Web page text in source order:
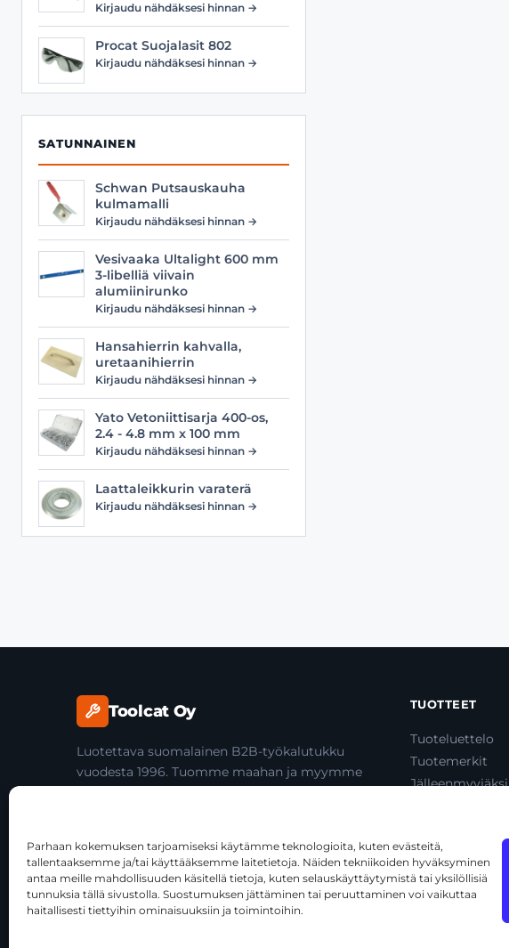
Parhaan kokemuksen tarjoamiseksi käytämme teknologioita, kuten evästeitä,
tallentaaksemme ja/tai käyttääksemme laitetietoja. Näiden tekniikoiden hyväksyminen
antaa meille mahdollisuuden käsitellä tietoja, kuten selauskäyttäytymistä tai yksilöllisiä
tunnuksia tällä sivustolla. Suostumuksen jättäminen tai peruuttaminen voi vaikuttaa
haitallisesti tiettyihin ominaisuuksiin ja toimintoihin.
Kirjaudu nähdäksesi hinnan →
Procat Suojalasit 802
Kirjaudu nähdäksesi hinnan →
SATUNNAINEN
Schwan Putsauskauha
kulmamalli
Kirjaudu nähdäksesi hinnan →
Vesivaaka Ultalight 600 mm
3-libelliä viivain
alumiinirunko
Kirjaudu nähdäksesi hinnan →
Hansahierrin kahvalla,
uretaanihierrin
Kirjaudu nähdäksesi hinnan →
Yato Vetoniittisarja 400-os,
2.4 - 4.8 mm x 100 mm
Kirjaudu nähdäksesi hinnan →
Laattaleikkurin varaterä
Kirjaudu nähdäksesi hinnan →
Toolcat Oy
Luotettava suomalainen B2B-työkalutukku
vuodesta 1996. Tuomme maahan ja myymme
TUOTTEET
Tuoteluettelo
Tuotemerkit
Jälleenmyyjäksi